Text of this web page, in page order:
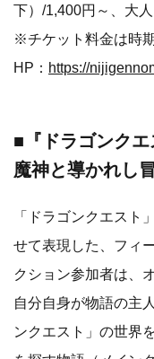
下）/1,400円～、大
※チケット料金は時
HP： https://
■『ドラゴンク
魔神と導かれし
「ドラゴンクエスト
せて表現した、フィ
クション参加者は、
自分自身が物語の主
ンクエスト」の世界